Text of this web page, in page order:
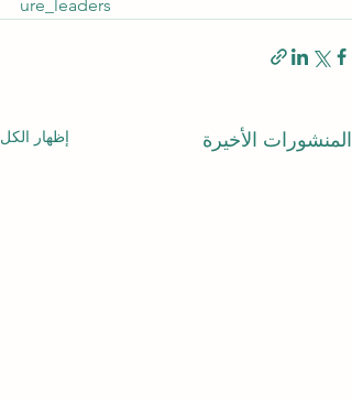
ure_leaders
المنشورات الأخيرة إظهار الكل